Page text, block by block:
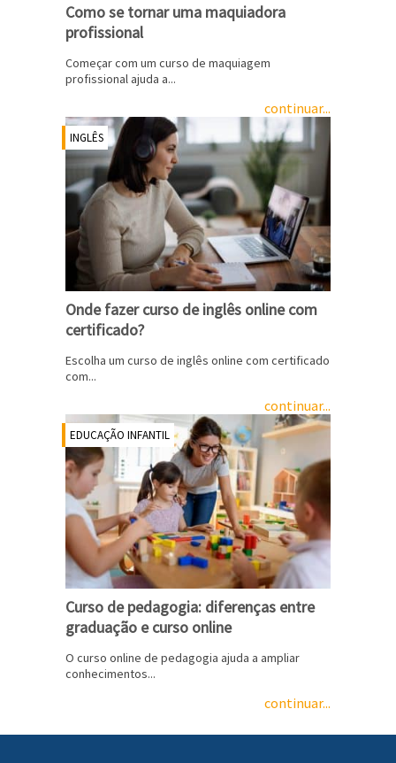
Como se tornar uma maquiadora
profissional
Começar com um curso de maquiagem
profissional ajuda a...
continuar...
INGLÊS
Onde fazer curso de inglês online com
certificado?
Escolha um curso de inglês online com certificado
com...
continuar...
EDUCAÇÃO INFANTIL
Curso de pedagogia: diferenças entre
graduação e curso online
O curso online de pedagogia ajuda a ampliar
conhecimentos...
continuar...